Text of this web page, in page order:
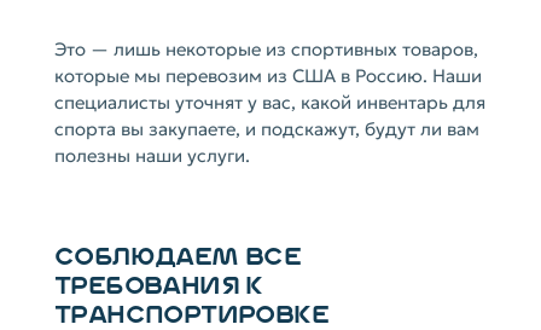
Это — лишь некоторые из спортивных товаров,
которые мы перевозим из США в Россию. Наши
специалисты уточнят у вас, какой инвентарь для
спорта вы закупаете, и подскажут, будут ли вам
полезны наши услуги.
СОБЛЮДАЕМ ВСЕ
ТРЕБОВАНИЯ К
ТРАНСПОРТИРОВКЕ